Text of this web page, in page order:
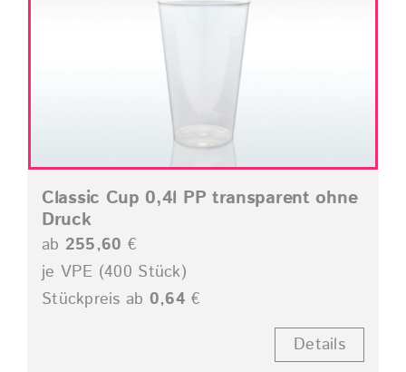
Classic Cup 0,4l PP transparent ohne
Druck
ab 255,60 €
je VPE (400 Stück)
Stückpreis ab 0,64 €
Details